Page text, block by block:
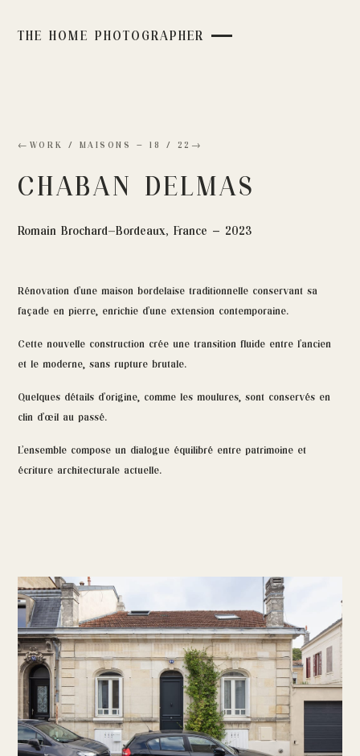
THE HOME PHOTOGRAPHER
← WORK / MAISONS —18 / 22 →
CHABAN DELMAS
Romain Brochard—Bordeaux, France — 2023
Rénovation d’une maison bordelaise traditionnelle conservant sa
façade en pierre, enrichie d’une extension contemporaine.
Cette nouvelle construction crée une transition fluide entre l’ancien
et le moderne, sans rupture brutale.
Quelques détails d’origine, comme les moulures, sont conservés en
clin d’œil au passé.
L’ensemble compose un dialogue équilibré entre patrimoine et
écriture architecturale actuelle.